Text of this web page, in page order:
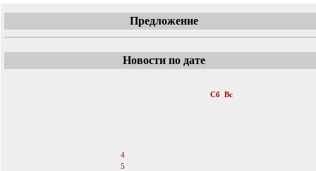
Предложение
Новости по дате
Сб Вс
4
5